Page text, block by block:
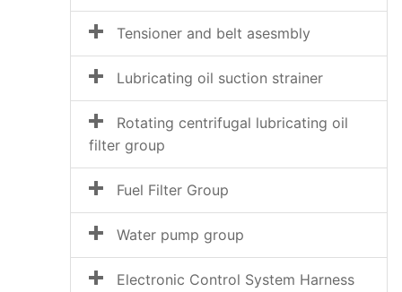
Tensioner and belt asesmbly
Lubricating oil suction strainer
Rotating centrifugal lubricating oil
filter group
Fuel Filter Group
Water pump group
Electronic Control System Harness